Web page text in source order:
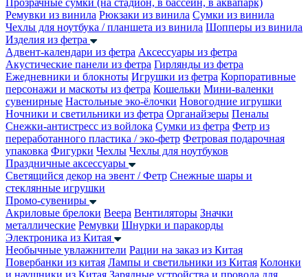
Прозрачные сумки (на стадион, в бассейн, в аквапарк)
Ремувки из винила Рюкзаки из винила Сумки из винила
Чехлы для ноутбука / планшета из винила Шопперы из винила
Изделия из фетра
Адвент-календари из фетра Аксессуары из фетра
Акустические панели из фетра Гирлянды из фетра
Ежедневники и блокноты Игрушки из фетра Корпоративные
персонажи и маскоты из фетра Кошельки Мини-валенки
сувенирные Настольные эко-ёлочки Новогодние игрушки
Ночники и светильники из фетра Органайзеры Пеналы
Снежки-антистресс из войлока Сумки из фетра Фетр из
переработанного пластика / эко-фетр Фетровая подарочная
упаковка Фигурки Чехлы Чехлы для ноутбуков
Праздничные аксессуары
Светящийся декор на эвент / Фетр Снежные шары и
стеклянные игрушки
Промо-сувениры
Акриловые брелоки Веера Вентиляторы Значки
металлические Ремувки Шнурки и паракорды
Электроника из Китая
Необычные увлажнители Рации на заказ из Китая
Повербанки из китая Лампы и светильники из Китая Колонки
и наушники из Китая Зарядные устройства и провода для